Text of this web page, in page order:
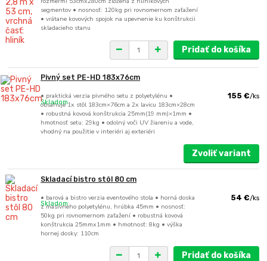
segmentov • nosnosť: 120kg pri rovnomernom zaťažení
• vrátane kovových spojok na upevnenie ku konštrukcii
skladacieho stanu
Pridať do košíka
Pivný set PE-HD 183x76cm
• praktická verzia pivného setu z polyetylénu •
obsahuje 1x stôl 183cm×76cm a 2x lavicu 183cm×28cm
• robustná kovová konštrukcia 25mm(19 mm)×1mm •
hmotnosť setu: 29kg • odolný voči UV žiareniu a vode,
vhodný na použitie v interiéri aj exteriéri
155 €/ks
Skladom
Zvoliť variant
Skladací bistro stôl 80 cm
• barová a bistro verzia eventového stola • horná doska
z masívneho polyetylénu, hrúbka 45mm • nosnosť:
50kg pri rovnomernom zaťažení • robustná kovová
konštrukcia 25mmx1mm • hmotnosť: 8kg • výška
hornej dosky: 110cm
54 €/ks
Skladom
Pridať do košíka